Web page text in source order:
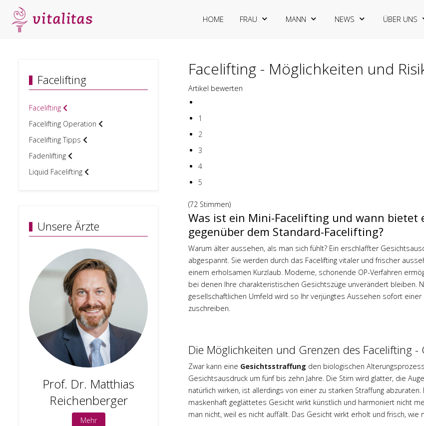
HOME FRAU MANN NEWS ÜBER UNS
Facelifting
Facelifting
Facelifting Operation
Facelifting Tipps
Fadenlifting
Liquid Facelifting
Unsere Ärzte
Prof. Dr. Matthias
Reichenberger
Mehr
Prof. Dr. med.
Holger Engel
Mehr
Facelifting - Möglichkeiten und
Artikel bewerten
1
2
3
4
5
(72 Stimmen)
Was ist ein Mini-Facelifting und wann bietet
gegenüber dem Standard-Facelifting?
Warum älter aussehen, als man sich fühlt? Ein erschlaffter
abgespannt. Sie werden durch das Facelifting vitaler und frischer
einem erholsamen Kurzlaub. Moderne, schonende OP-Verfahren
bei denen Ihre charakteristischen Gesichtszüge unverändert bleiben.
gesellschaftlichen Umfeld wird so Ihr verjüngtes Aussehen sofort
zuschreiben.
Die Möglichkeiten und Grenzen des Facelifting
Zwar kann eine Gesichtsstraffung den biologischen
Gesichtsausdruck um fünf bis zehn Jahre. Die Stirn wird glatter, die
natürlich wirken, ist allerdings von einer zu starken Straffung
maskenhaft geglättetes Gesicht wirkt künstlich und harmoniert nicht
man nicht, weil es nicht auffällt. Das Gesicht wirkt erholt und frisch,